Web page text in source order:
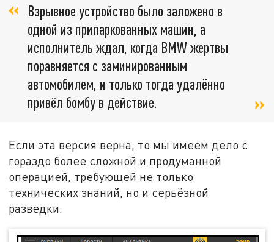
Взрывное устройство было заложено в
одной из припаркованных машин, а
исполнитель ждал, когда BMW жертвы
поравняется с заминированным
автомобилем, и только тогда удалённо
привёл бомбу в действие.
Если эта версия верна, то мы имеем дело с
гораздо более сложной и продуманной
операцией, требующей не только
технических знаний, но и серьёзной
разведки.